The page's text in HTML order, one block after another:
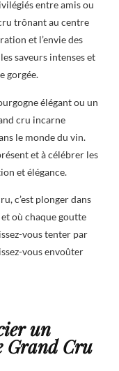
entre amis ou
trônant au centre
et l’envie des
saveurs intenses et
gorgée.
élégant ou un
cru incarne
le monde du vin.
et à célébrer les
et élégance.
c’est plonger dans
où chaque goutte
vous tenter par
vous envoûter
un
Grand Cru